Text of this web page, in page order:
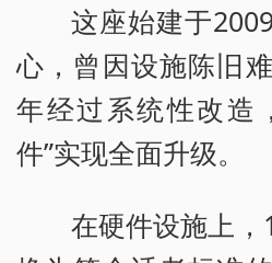
这座始建于
心，曾因设施陈旧
年经过系统性改造
件”实现全面升级。
在硬件设施上